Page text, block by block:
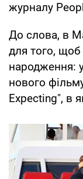
журналу
До слова, в
для того, щоб
народження:
нового
Expecting", в